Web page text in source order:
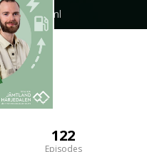
feed.xml
122
Episodes